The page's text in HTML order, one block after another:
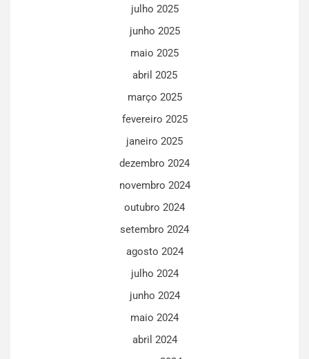
julho 2025
junho 2025
maio 2025
abril 2025
março 2025
fevereiro 2025
janeiro 2025
dezembro 2024
novembro 2024
outubro 2024
setembro 2024
agosto 2024
julho 2024
junho 2024
maio 2024
abril 2024